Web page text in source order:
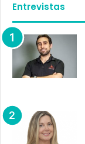
Entrevistas